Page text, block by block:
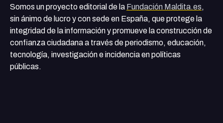
Somos un proyecto editorial de la Fundación Maldita.es,
sin ánimo de lucro y con sede en España, que protege la
integridad de la información y promueve la construcción de
confianza ciudadana a través de periodismo, educación,
tecnología, investigación e incidencia en políticas
públicas.